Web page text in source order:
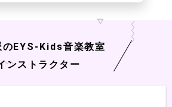
のEYS-Kids音楽教室
ンストラクター